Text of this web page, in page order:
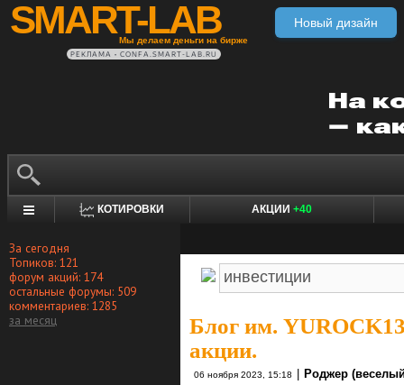
SMART-LAB
Мы делаем деньги на бирже
Новый дизайн
РЕКЛАМА • CONFA.SMART-LAB.RU
КОТИРОВКИ АКЦИИ +40
За сегодня
Топиков: 121
форум акций: 174
остальные форумы: 509
комментариев: 1285
за месяц
Блог им.
акции.
06 ноября 2023, 15:18 Роджер